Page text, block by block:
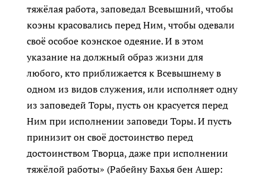
тяжёлая работа, заповедал Всевышний, чтобы
коэны красовались перед Ним, чтобы одевали
своё особое коэнское одеяние. И в этом
указание на должный образ жизни для
любого, кто приближается к Всевышнему в
одном из видов служения, или исполняет одну
из заповедей Торы, пусть он красуется перед
Ним при исполнении заповеди Торы. И пусть
принизит он своё достоинство перед
достоинством Творца, даже при исполнении
тяжёлой работы» (Рабейну Бахья бен Ашер: